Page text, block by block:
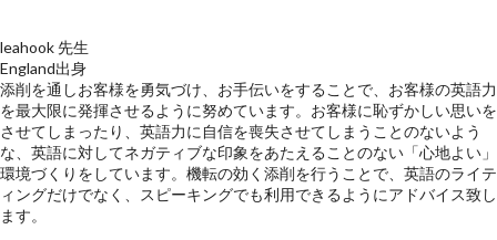
leahook 先生
England出身
添削を通しお客様を勇気づけ、お手伝いをすることで、お客様の英語力
を最大限に発揮させるように努めています。お客様に恥ずかしい思いを
させてしまったり、英語力に自信を喪失させてしまうことのないよう
な、英語に対してネガティブな印象をあたえることのない「心地よい」
環境づくりをしています。機転の効く添削を行うことで、英語のライテ
ィングだけでなく、スピーキングでも利用できるようにアドバイス致し
ます。